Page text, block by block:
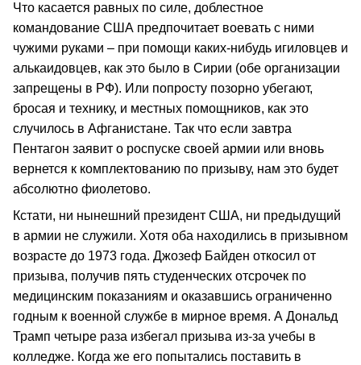
Что касается равных по силе, доблестное
командование США предпочитает воевать с ними
чужими руками – при помощи каких-нибудь игиловцев и
алькаидовцев, как это было в Сирии (обе организации
запрещены в РФ). Или попросту позорно убегают,
бросая и технику, и местных помощников, как это
случилось в Афганистане. Так что если завтра
Пентагон заявит о роспуске своей армии или вновь
вернется к комплектованию по призыву, нам это будет
абсолютно фиолетово.
Кстати, ни нынешний президент США, ни предыдущий
в армии не служили. Хотя оба находились в призывном
возрасте до 1973 года. Джозеф Байден откосил от
призыва, получив пять студенческих отсрочек по
медицинским показаниям и оказавшись ограниченно
годным к военной службе в мирное время. А Дональд
Трамп четыре раза избегал призыва из-за учебы в
колледже. Когда же его попытались поставить в